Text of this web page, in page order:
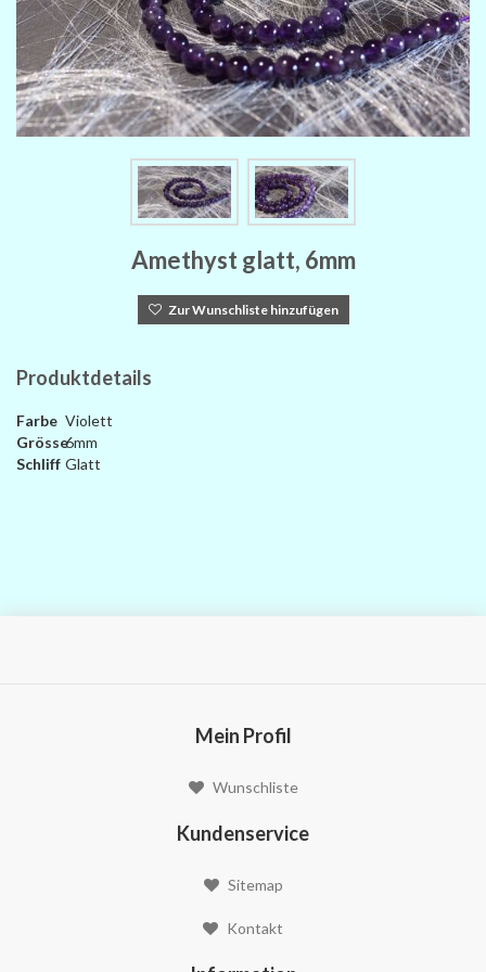
Amethyst glatt, 6mm
Zur Wunschliste hinzufügen
Produktdetails
Farbe Violett
Grösse6mm
Schliff Glatt
Mein Profil
Wunschliste
Kundenservice
Sitemap
Kontakt